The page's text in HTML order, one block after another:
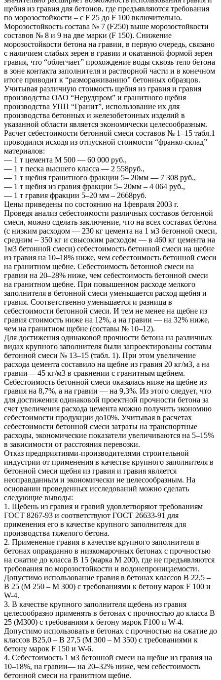
щебня из гравия для бетонов, где предъявляются требования
по морозостойкости – с F 25 до F 100 включительно.
Морозостойкость состава № 7 (F250) выше морозостойкости
составов № 8 и 9 на две марки (F 150). Снижение
морозостойкости бетона на гравии, в первую очередь, связано
с наличием слабых зерен в гравии и окатанной формой зерен
гравия, что “облегчает” прохождение воды сквозь тело бетона
в зоне контакта заполнителя и растворной части и в конечном
итоге приводит к “размораживанию” бетонных образцов.
Учитывая различную стоимость щебня из гравия и гравия
производства ОАО “Нерудпром” и гранитного щебня
производства УПП “Гранит”, использование их для
производства бетонных и железобетонных изделий в
указанной области является экономически целесообразным.
Расчет себестоимости бетонной смеси составов № 1–15 табл.1
проводился исходя из отпускной стоимости “франко-склад”
материалов:
— 1 т цемента М 500 — 60 000 руб.,
— 1 т песка высшего класса — 2 558руб.,
— 1 т щебня гранитного фракции 5– 20мм — 7 308 руб.,
— 1 т щебня из гравия фракции 5– 20мм – 4 064 руб.,
— 1 т гравия фракции 5–20 мм – 2668руб.
Цены приведены по состоянию на 1февраля 2003 г.
Проведя анализ себестоимости различных составов бетонной
смеси, можно сделать заключение, что на всех составах бетона
(с низким расходом — 230 кг цемента на 1 м3 бетонной смеси,
средним – 350 кг и свысоким расходом — в 460 кг цемента на
1м3 бетонной смеси) себестоимость бетонной смеси на щебне
из гравия на 10–18% ниже, чем себестоимость бетонной смеси
на гранитном щебне. Себестоимость бетонной смеси на
гравии на 20–28% ниже, чем себестоимость бетонной смеси
на гранитном щебне. При повышенном расходе мелкого
заполнителя в бетонной смеси уменьшается расход щебня и
гравия. Соответственно уменьшается и разница в
себестоимости бетонной смеси. И тем не менее на щебне из
гравия стоимость ниже на 12%, а на гравии — на 32% ниже,
чем на гранитном щебне (составы № 10–12).
Для достижения одинаковой прочности бетона на различных
видах крупного заполнителя были запроектированы составы
бетонной смеси № 13–15 (табл. 1). При этом увеличение
расхода цемента составило на щебне из гравия 20 кг/м3, а на
гравии— 45 кг/м3 в сравнении с гранитным щебнем.
Себестоимость бетонной смеси оказалась ниже на щебне из
гравия на 8,7%, а на гравии — на 9,3%. Из этого следует, что
для достижения одинаковой проектной прочности бетона за
счет увеличения расхода цемента можно получить экономию
себестоимости продукции до10%. Учитывая в расчетах
себестоимости бетонной смеси затраты на транспортные
расходы, экономические показатели увеличиваются на 5–15%
в зависимости от расстояния перевозки.
Отказ предприятиями-производителями строительной
индустрии от применения в качестве крупного заполнителя в
бетонной смеси щебня из гравия и гравия является
неоправданным и экономически не целесообразным. На
основании проведенных исследований можно сделать
следующие выводы:
1. Щебень из гравия и гравий удовлетворяют требованиям
ГОСТ 8267-93 и соответствуют ГОСТ 26633-91 для
применения его в качестве крупного заполнителя для
производства тяжелого бетона.
2. Применение гравия в качестве крупного заполнителя в
бетонах оправданно в низкомарочных бетонах с прочностью
на сжатие до класса В 15 (марка М 200), где не предъявляются
требования по морозостойкости и водонепроницаемости.
Допустимо использование гравия в бетонах классов В 22,5 –
В 25 (М 250 – М 300) с требованиями к бетону марок F 100 и
W-4.
3. В качестве крупного заполнителя щебень из гравия
целесообразно применять в бетонах с прочностью до класса В
25 (М300) с требованиям к бетону марок F100 и W-4.
Допустимо использовать в бетонах с прочностью на сжатие до
классов В25,0 – В 27,5 (М 300 – М 350) с требованиями к
бетону марок F 150 и W-6.
4. Себестоимость 1 м3 бетонной смеси на щебне из гравия на
10–18%, на гравии— на 20–32% ниже, чем себестоимость
бетонной смеси на гранитном щебне.